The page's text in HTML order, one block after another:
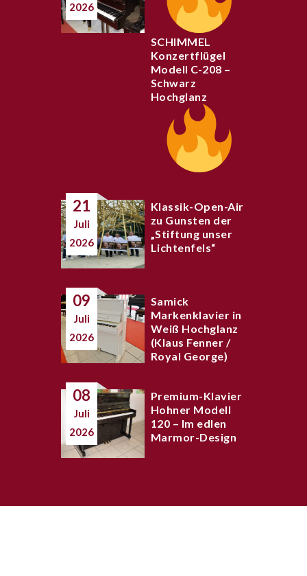
2026
SCHIMMEL
Konzertflügel
Modell C-208 –
Schwarz
Hochglanz
21
Juli
2026
Klassik-Open-Air
zu Gunsten der
„Stiftung unser
Lichtenfels“
09
Juli
2026
Samick
Markenklavier in
Weiß Hochglanz
(Klaus Fenner /
Royal George)
08
Juli
2026
Premium-Klavier
Hohner Modell
120 – Im edlen
Marmor-Design